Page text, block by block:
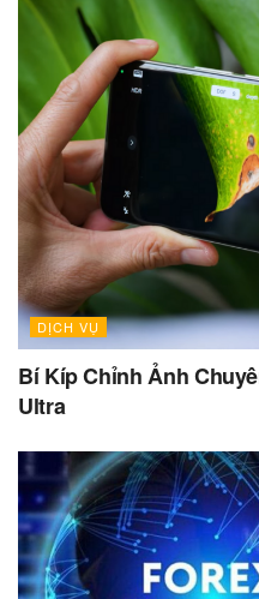
DỊCH VỤ
Bí Kíp Chỉnh Ảnh
Ultra